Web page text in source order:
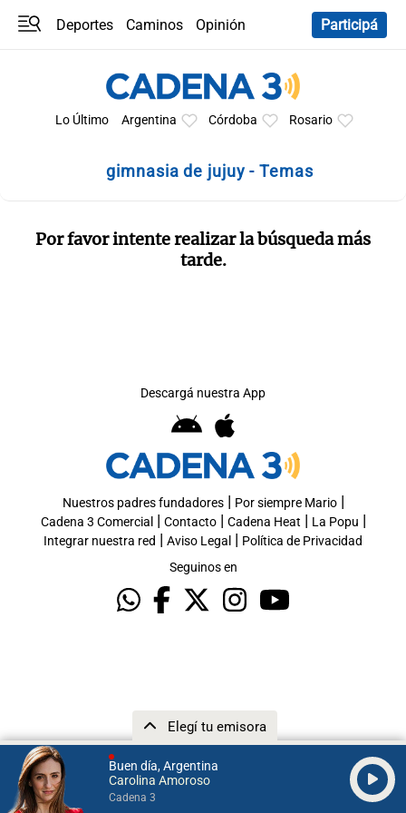
Buen día, Argentina
Carolina Amoroso
Cadena 3
Elegí tu emisora
Deportes Caminos
Opinión
Participá
Lo Último Argentina Córdoba Rosario
gimnasia de jujuy - Temas
Por favor intente realizar la búsqueda más
tarde.
Descargá nuestra App
Nuestros padres fundadores| Por siempre Mario|
Cadena 3 Comercial | Contacto| Cadena Heat | La Popu |
Integrar nuestra red | Aviso Legal | Política de Privacidad
Seguinos en